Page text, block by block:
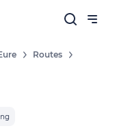
Routes